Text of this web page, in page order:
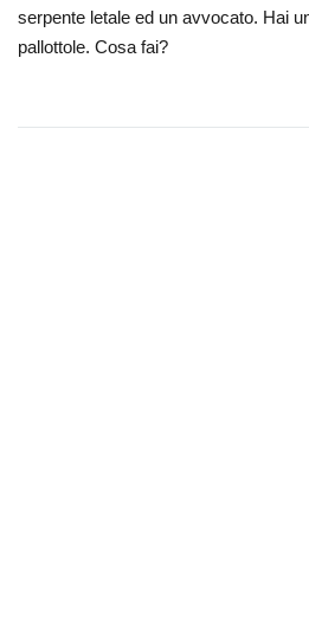
serpente letale ed un avvocato. Hai
pallottole. Cosa fai?